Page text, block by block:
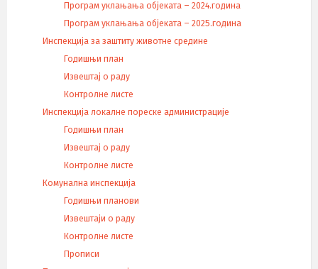
Програм уклањања објеката – 2024.година
Програм уклањања објеката – 2025.година
Инспекција за заштиту животне средине
Годишњи план
Извештај о раду
Контролне листе
Инспекција локалне пореске администрације
Годишњи план
Извештај о раду
Контролне листе
Комунална инспекција
Годишњи планови
Извештаји о раду
Контролне листе
Прописи